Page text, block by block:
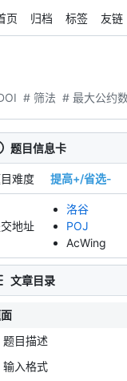
页 归档 标签 友链
# 筛法 # 最大公约
题目信息卡
难度 提高+/省选-
地址
洛谷
POJ
AcWing
文章目录
题目描述
输入格式